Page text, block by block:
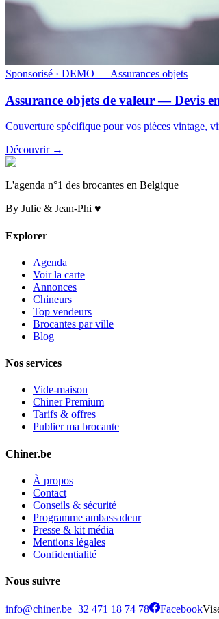
Sponsorisé · DEMO — Assurances objets
Assurance objets de valeur — Devis
Couverture spécifique pour vos pièces vintage,
Découvrir →
L'agenda n°1 des brocantes en Belgique
By Julie & Jean-Phi ♥
Explorer
Agenda
Voir la carte
Annonces
Chineurs
Top vendeurs
Brocantes par ville
Blog
Nos services
Vide-maison
Chiner Premium
Tarifs & offres
Publier ma brocante
Chiner.be
À propos
Contact
Conseils & sécurité
Programme ambassadeur
Presse & kit média
Mentions légales
Confidentialité
Nous suivre
info@chiner.be+32 471 18 74 78 Facebook